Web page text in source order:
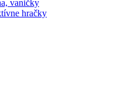
vaničky
hračky